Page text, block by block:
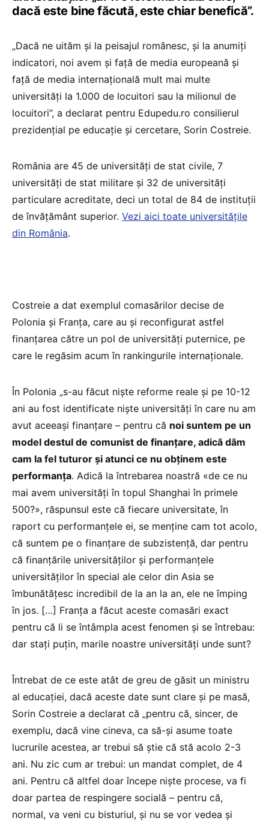
dacă este bine făcută, este chiar benefică”.
„Dacă ne uităm și la peisajul românesc, și la anumiți
indicatori, noi avem și față de media europeană și
față de media internațională mult mai multe
universități la 1.000 de locuitori sau la milionul de
locuitori”, a declarat pentru Edupedu.ro consilierul
prezidențial pe educație și cercetare, Sorin Costreie.
România are 45 de universități de stat civile, 7
universități de stat militare și 32 de universități
particulare acreditate, deci un total de 84 de instituții
de învățământ superior. Vezi aici toate universitățile
din România.
Costreie a dat exemplul comasărilor decise de
Polonia și Franța, care au și reconfigurat astfel
finanțarea către un pol de universități puternice, pe
care le regăsim acum în rankingurile internaționale.
În Polonia „s-au făcut niște reforme reale și pe 10-12
ani au fost identificate niște universități în care nu am
avut aceeași finanțare – pentru că noi suntem pe un
model destul de comunist de finanțare, adică dăm
cam la fel tuturor și atunci ce nu obținem este
performanța. Adică la întrebarea noastră «de ce nu
mai avem universități în topul Shanghai în primele
500?», răspunsul este că fiecare universitate, în
raport cu performanțele ei, se menține cam tot acolo,
că suntem pe o finanțare de subzistență, dar pentru
că finanțările universităților și performanțele
universităților în special ale celor din Asia se
îmbunătățesc incredibil de la an la an, ele ne împing
în jos. […] Franța a făcut aceste comasări exact
pentru că li se întâmpla acest fenomen și se întrebau:
dar stați puțin, marile noastre universități unde sunt?
Întrebat de ce este atât de greu de găsit un ministru
al educației, dacă aceste date sunt clare și pe masă,
Sorin Costreie a declarat că „pentru că, sincer, de
exemplu, dacă vine cineva, ca să-și asume toate
lucrurile acestea, ar trebui să știe că stă acolo 2-3
ani. Nu zic cum ar trebui: un mandat complet, de 4
ani. Pentru că altfel doar începe niște procese, va fi
doar partea de respingere socială – pentru că,
normal, va veni cu bisturiul, și nu se vor vedea și